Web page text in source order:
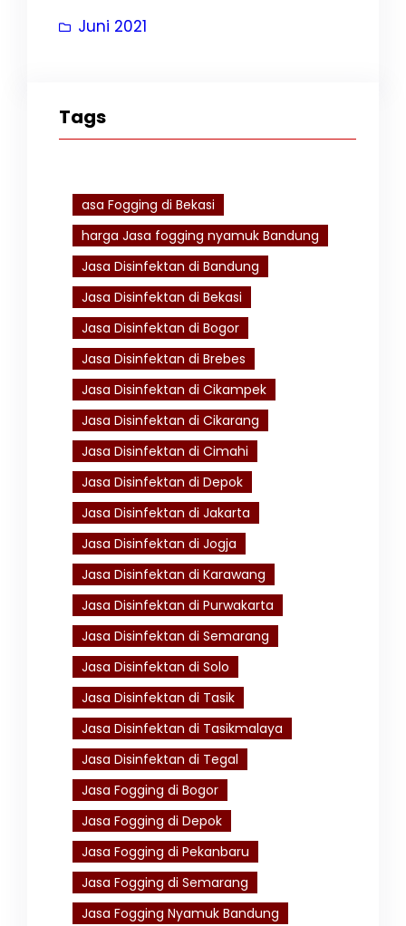
Juni 2021
Tags
asa Fogging di Bekasi
harga Jasa fogging nyamuk Bandung
Jasa Disinfektan di Bandung
Jasa Disinfektan di Bekasi
Jasa Disinfektan di Bogor
Jasa Disinfektan di Brebes
Jasa Disinfektan di Cikampek
Jasa Disinfektan di Cikarang
Jasa Disinfektan di Cimahi
Jasa Disinfektan di Depok
Jasa Disinfektan di Jakarta
Jasa Disinfektan di Jogja
Jasa Disinfektan di Karawang
Jasa Disinfektan di Purwakarta
Jasa Disinfektan di Semarang
Jasa Disinfektan di Solo
Jasa Disinfektan di Tasik
Jasa Disinfektan di Tasikmalaya
Jasa Disinfektan di Tegal
Jasa Fogging di Bogor
Jasa Fogging di Depok
Jasa Fogging di Pekanbaru
Jasa Fogging di Semarang
Jasa Fogging Nyamuk Bandung